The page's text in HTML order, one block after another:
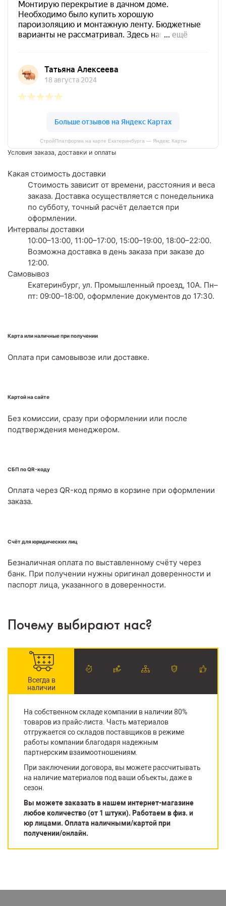
СтройПлатформа на карте Екатеринбурга — Яндекс Карты
Условия заказа, доставки и оплаты
Какая стоимость доставки
Стоимость зависит от времени, расстояния и веса
заказа. Доставка осуществляется с понедельника
по субботу, точный расчёт делается при
оформлении.
Интервалы доставки
10:00–13:00, 11:00–17:00, 15:00–19:00, 18:00–22:00.
Возможна доставка в день заказа при заказе до
12:00.
Самовывоз
Екатеринбург, ул. Промышленный проезд, 10А. Пн–
пт: 09:00–18:00, оформление документов до 17:30.
Карта или наличные при получении
Оплата при самовывозе или доставке.
Картой на сайте
Без комиссии, сразу при оформлении или после
подтверждения менеджером.
СБП по QR-коду
Оплата через QR-код прямо в корзине при оформлении
заказа.
Счёт для юридических лиц
Безналичная оплата по выставленному счёту через
банк. При получении нужны оригинал доверенности и
паспорт лица, указанного в доверенности.
Почему выбирают нас?
Всегда в
наличии
На собственном складе компании в наличии 80%
товаров из прайс-листа. Часть материалов
отгружается со складов поставщиков в режиме
работы компании благодаря надежным
партнерским взаимоотношениям.
При заключении договора, вы можете рассчитывать
на наличие материалов под ваши объекты, даже в
сезон.
Вы можете заказать в нашем интернет-магазине
любое количество (от 1 штуки). Работаем в физ. и
юр лицами. Оплата наличными/картой при
получении/онлайн.